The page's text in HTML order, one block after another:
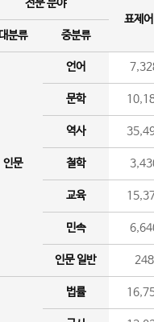
전문 분야
표제
분류
중분류
인문
언어
문학
역사
철학
교육
민속
인문 일반 248
법률